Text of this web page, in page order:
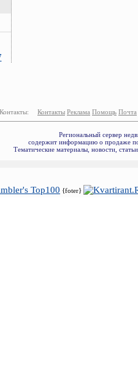
Контакты: Контакты Реклама Помощь Почта
Региональный сервер
содержит информацию о продаже
Тематические материалы, новости,
{foter}